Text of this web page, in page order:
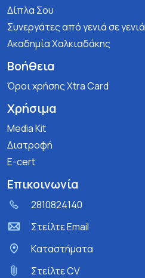
Δίπλα Σου
Συνεργάτες από γενιά σε γενιά
Ακαδημία Χαλκιαδάκης
Βοήθεια
Όροι χρήσης Xtra Card
Χρήσιμα
Media Kit
Διατροφή
E-cert
Επικοινωνία
2810824140
Στείλτε Email
Kαταστήματα
Στείλτε CV